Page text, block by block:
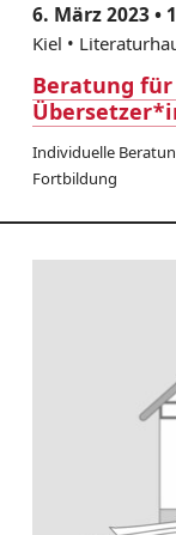
6. März 2023 •
Kiel •
Beratung
Individuelle
Fortbildung